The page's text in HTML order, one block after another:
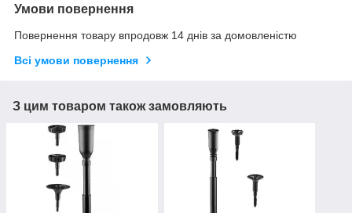
Умови повернення
Повернення товару впродовж 14 днів за домовленістю
Всі умови повернення
З цим товаром також замовляють